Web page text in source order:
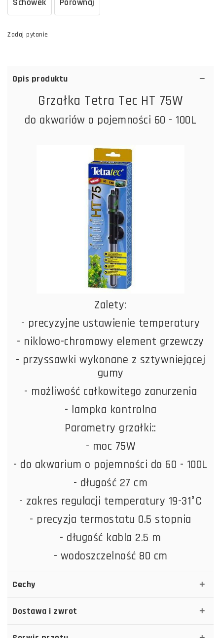
Porównaj
Zadaj pytanie
Opis produktu
Grzałka Tetra Tec HT 75W
do akwariów o pojemności 60 - 100L
Zalety:
- precyzyjne ustawienie temperatury
- niklowo-chromowy element grzewczy
- przyssawki wykonane z sztywniejącej
gumy
- możliwość całkowitego zanurzenia
- lampka kontrolna
Parametry grzałki::
- moc 75W
- do akwarium o pojemności do 60 - 100L
- długość 27 cm
- zakres regulacji temperatury 19-31°C
- precyzja termostatu 0.5 stopnia
- długość kabla 2.5 m
- wodoszczelność 80 cm
Cechy
Dostawa i zwrot